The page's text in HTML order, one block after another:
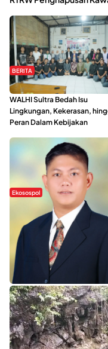
BERITA
Refleksi Gerakan
WALHI Sultra Bedah Isu
Lingkungan, Kekerasan,
Peran Dalam Kebijakan
Ekosospol
Slogan Pemberdayaan Lokal
Dinilai Hanya Pemanis, Tokoh
Pemuda Wilalang Kritik
Orang Luar
WISATA SULTRA >>